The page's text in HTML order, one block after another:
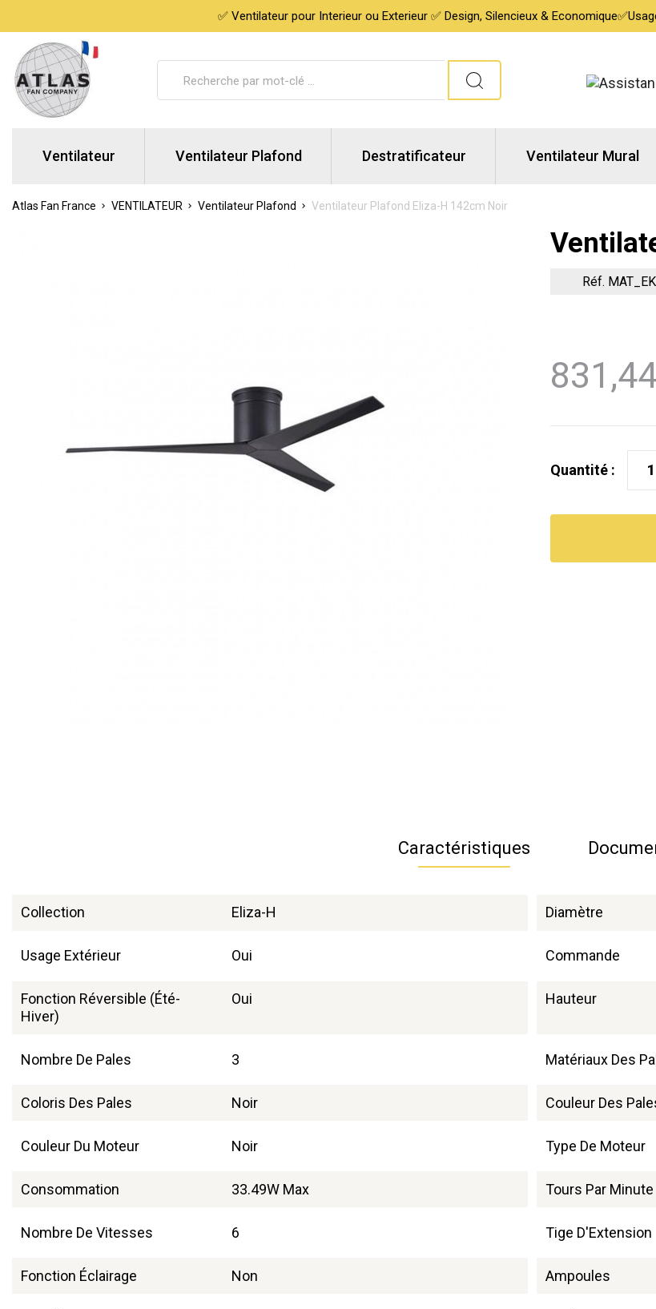
✅ Ventilateur pour Interieur ou Exterieur ✅ Design, Silencieux &
Ventilateur Ventilateur Plafond Destratificateur Ventilateur Mural
Atlas Fan France VENTILATEUR Ventilateur Plafond Ventilateur Plafond Eliza-H 142cm Noir
Réf.
Quantité :
Caractéristiques
Collection Eliza-H Diamètre
Usage Extérieur Oui Commande
Fonction Réversible (été-
Hiver)
Oui Hauteur
Nombre De Pales 3 Matériaux Des
Coloris Des Pales Noir Couleur Des
Couleur Du Moteur Noir Type De Moteur
Consommation 33.49W Max Tours Par Minute
Nombre De Vitesses 6 Tige D'Extension
Fonction Éclairage Non Ampoules